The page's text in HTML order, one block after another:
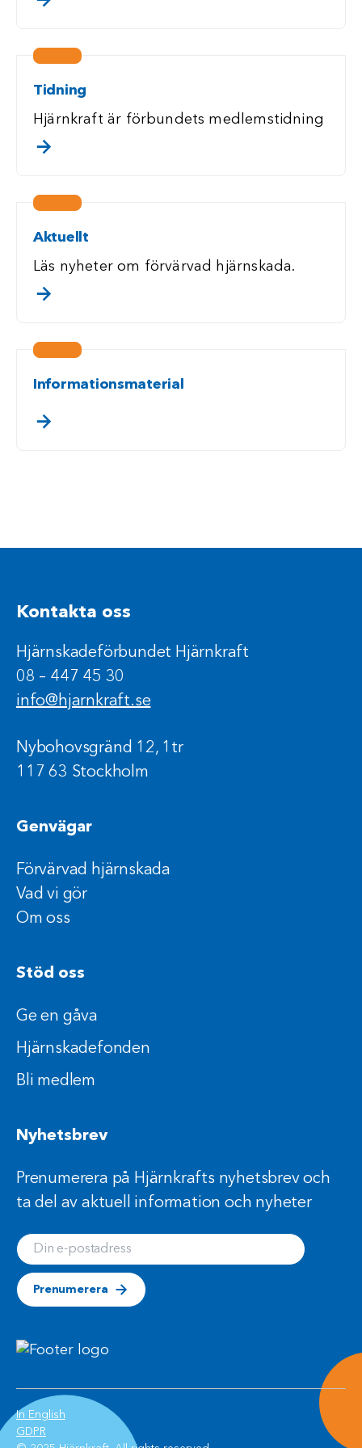
Tidning
Hjärnkraft är förbundets medlemstidning
Aktuellt
Läs nyheter om förvärvad hjärnskada.
Informationsmaterial
Kontakta oss
Hjärnskadeförbundet Hjärnkraft
08 – 447 45 30
info@hjarnkraft.se
Nybohovsgränd 12, 1tr
117 63 Stockholm
Genvägar
Förvärvad hjärnskada
Vad vi gör
Om oss
Stöd oss
Ge en gåva
Hjärnskadefonden
Bli medlem
Nyhetsbrev
Prenumerera på Hjärnkrafts nyhetsbrev och
ta del av aktuell information och nyheter
Din e-postadress
Prenumerera
GDPR (Öppnas i ett nytt fönster)
In English (Öppnas i ett nytt fönster)